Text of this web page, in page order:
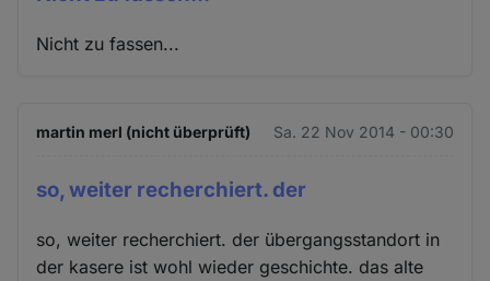
Nicht zu fassen...
martin merl (nicht überprüft) Sa. 22 Nov 2014 - 00:30
so, weiter recherchiert. der
so, weiter recherchiert. der übergangsstandort in
der kasere ist wohl wieder geschichte. das alte